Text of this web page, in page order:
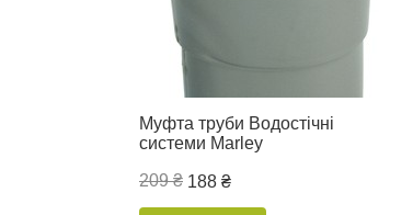
Муфта труби Водостічні
системи Marley
209 ₴ 188 ₴